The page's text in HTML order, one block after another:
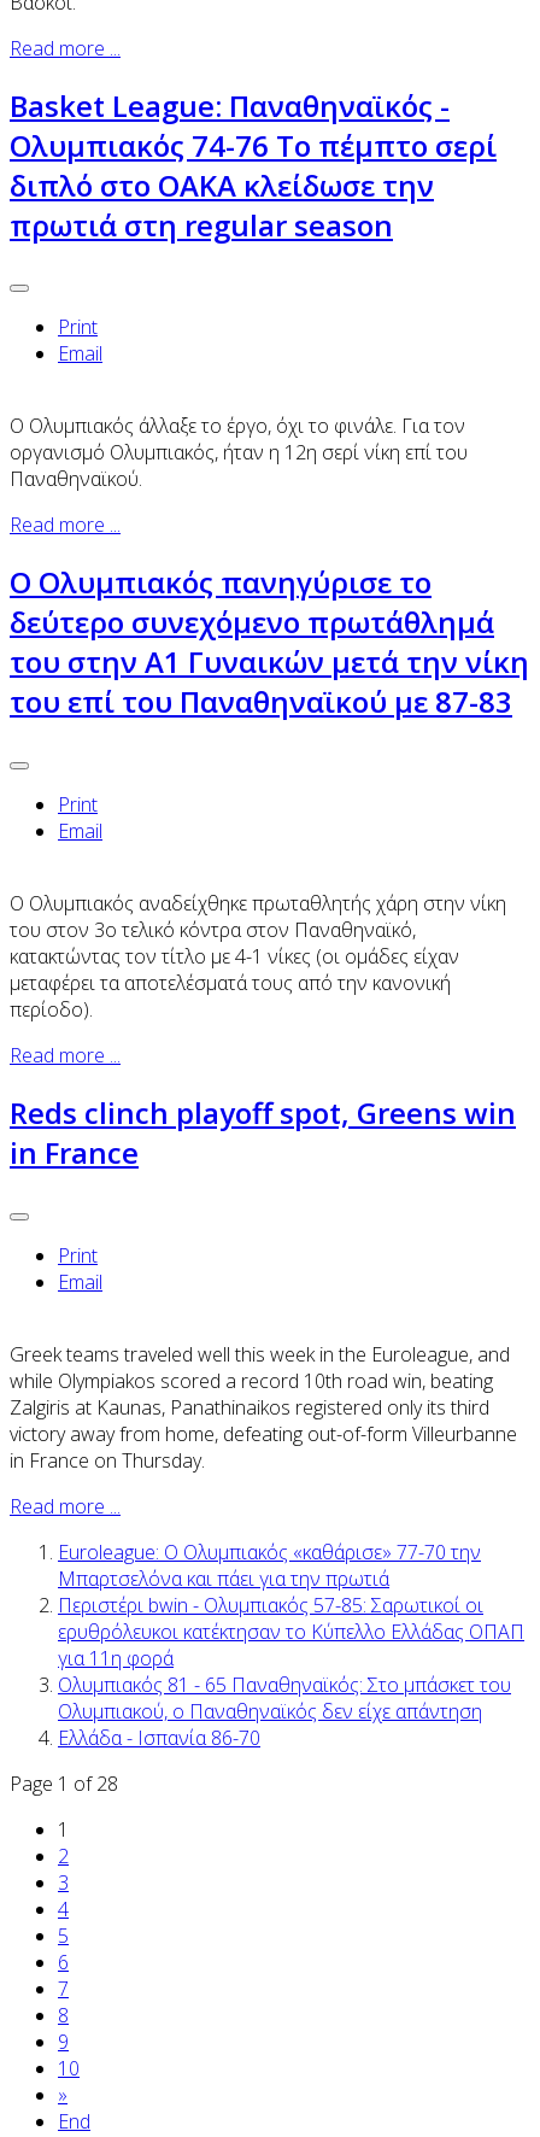
Read more ...
Basket League: Παναθηναϊκός -
Ολυμπιακός 74-76 Το πέμπτο σερί
διπλό στο ΟΑΚΑ κλείδωσε την
πρωτιά στη regular season
Print
Email
Ο Ολυμπιακός άλλαξε το έργο, όχι το φινάλε. Γιατον
οργανισμό Ολυμπιακός, ήταν η 12η σερί νίκη επί του
Παναθηναϊκού.
Read more ...
Ο Ολυμπιακός πανηγύρισε το
δεύτερο συνεχόμενο πρωτάθλημά
του στην Α1 Γυναικών μετά την νίκη
του επί του Παναθηναϊκού με 87-83
Print
Email
Ο Ολυμπιακός αναδείχθηκε πρωταθλητής χάρη στην νίκη
του στον 3ο τελικό κόντρα στον Παναθηναϊκό,
κατακτώντας τον τίτλο με 4-1 νίκες (οι ομάδες είχαν
μεταφέρει τα αποτελέσματά τους από την κανονική
περίοδο).
Read more ...
Reds clinch playoff spot, Greens win
in France
Print
Email
Greek teams traveled well this week in the Euroleague, and
while Olympiakos scored a record 10th road win, beating
Zalgiris at Kaunas, Panathinaikos registered only its third
victory away from home, defeating out-of-form Villeurbanne
in France on Thursday.
Read more ...
Euroleague: Ο Ολυμπιακός «καθάρισε» 77-70 την
Μπαρτσελόνα και πάει για την πρωτιά
Περιστέρι bwin - Ολυμπιακός 57-85: Σαρωτικοί οι
ερυθρόλευκοι κατέκτησαν το Κύπελλο Ελλάδας ΟΠΑΠ
για 11η φορά
Ολυμπιακός 81 - 65 Παναθηναϊκός: Στο μπάσκετ του
Ολυμπιακού, ο Παναθηναϊκός δεν είχε απάντηση
Ελλάδα - Ισπανία 86-70
Page 1 of 28
1
2
3
4
5
6
7
8
9
10
»
End